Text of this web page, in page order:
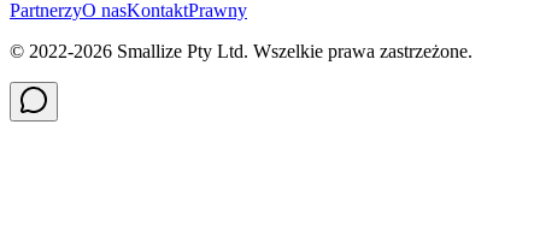
PartnerzyO nasKontaktPrawny
© 2022-2026 Smallize Pty Ltd. Wszelkie prawa zastrzeżone.